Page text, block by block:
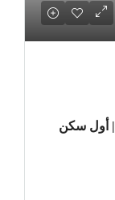
شقة 100م للإيجار الفاضي بمدينتي B15 | أول سكن